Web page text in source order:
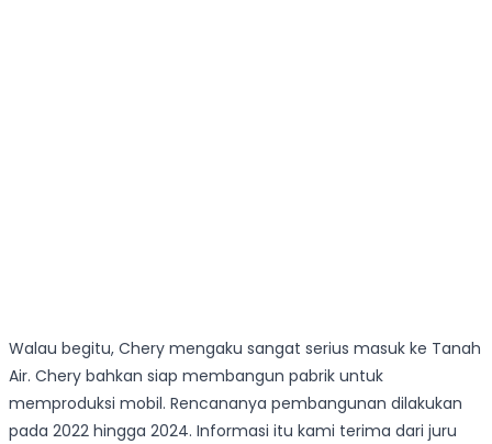
Walau begitu, Chery mengaku sangat serius masuk ke Tanah
Air. Chery bahkan siap membangun pabrik untuk
memproduksi mobil. Rencananya pembangunan dilakukan
pada 2022 hingga 2024. Informasi itu kami terima dari juru